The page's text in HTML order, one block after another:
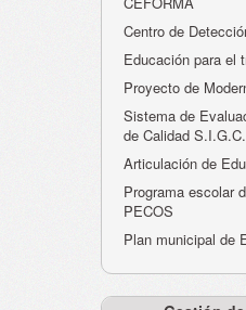
Centro de
Educación para el
Proyecto de
Sistema de
de Calidad
Articulación de
Programa escolar
PECOS
Plan municipal de